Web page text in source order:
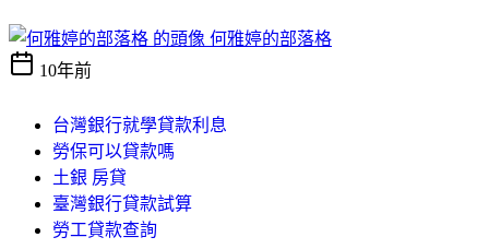
何雅婷的部落格
10年前
台灣銀行就學貸款利息
勞保可以貸款嗎
土銀 房貸
臺灣銀行貸款試算
勞工貸款查詢